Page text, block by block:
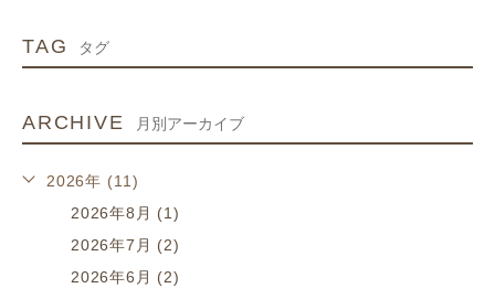
TAG タグ
ARCHIVE 月別アーカイブ
2026年 (11)
2026年8月 (1)
2026年7月 (2)
2026年6月 (2)